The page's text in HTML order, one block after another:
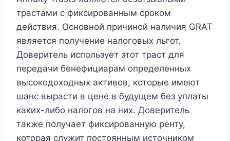
трастами с фиксированным сроком
действия. Основной причиной наличия GRAT
является получение налоговых льгот.
Доверитель использует этот траст для
передачи бенефициарам определенных
высокодоходных активов, которые имеют
шанс вырасти в цене в будущем без уплаты
каких-либо налогов на них. Доверитель
также получает фиксированную ренту,
которая служит постоянным источником